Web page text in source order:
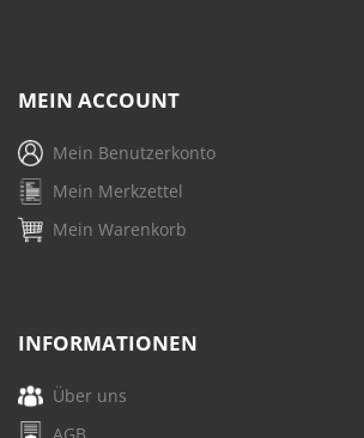
MEIN ACCOUNT
Mein Benutzerkonto
Mein Merkzettel
Mein Warenkorb
INFORMATIONEN
Über uns